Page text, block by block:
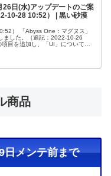
26日(水)アップデートのご案
10-28 10:52） | 黒い砂漠
） 「Abyss One：マグヌス」
ました。（追記：2022-10-26
目を追加し、「UI」についての
商品
日メンテ前まで